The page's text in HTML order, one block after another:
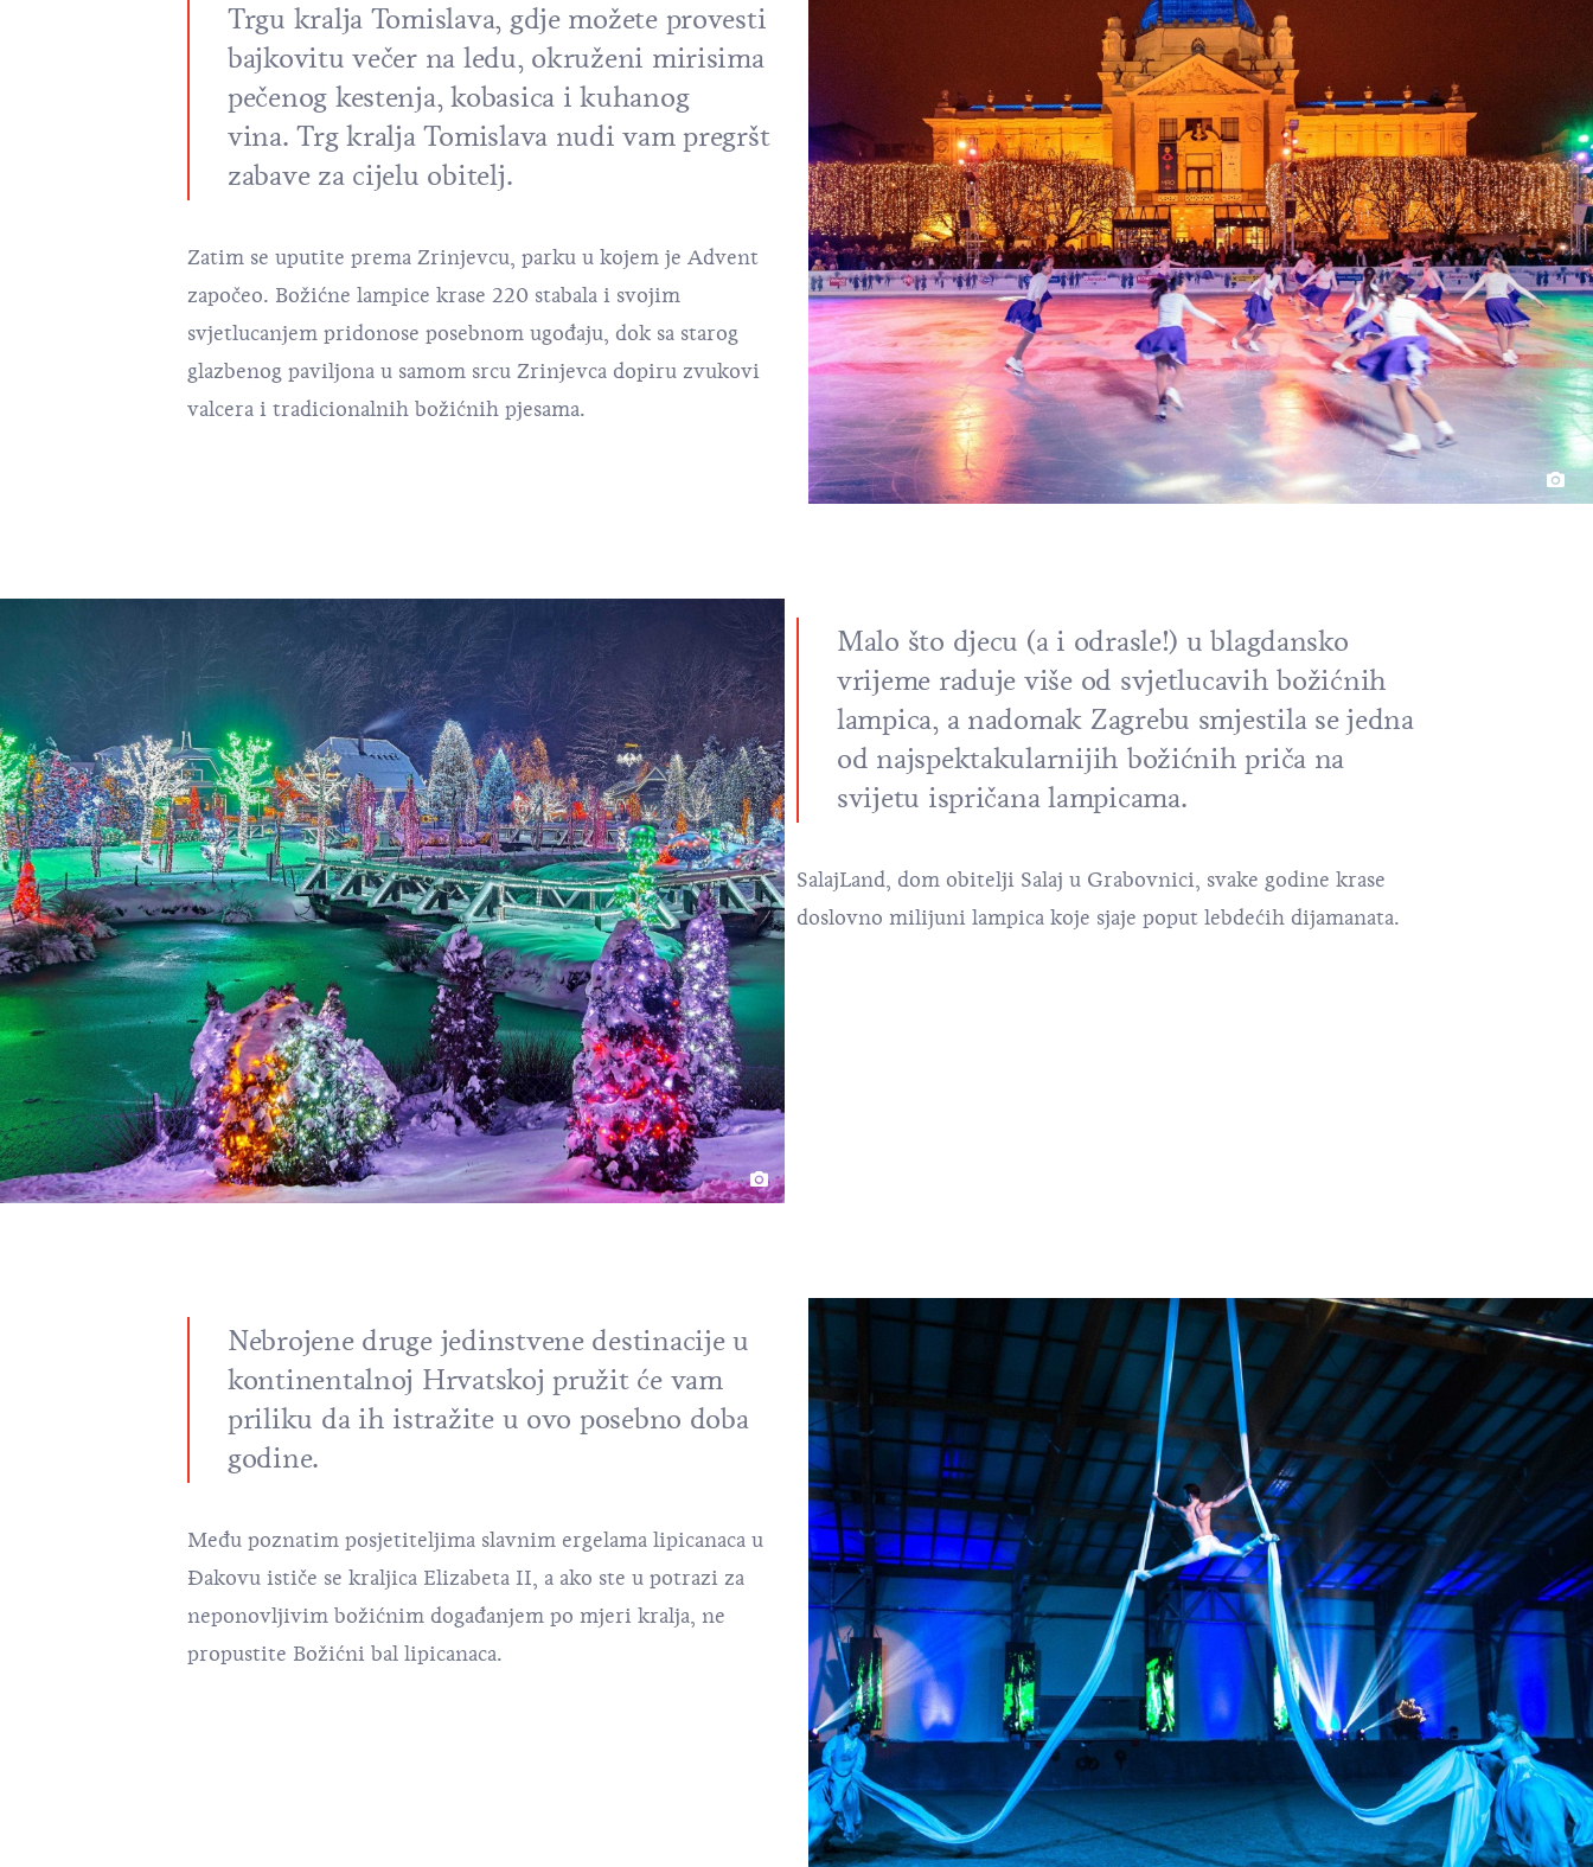
Trgu kralja Tomislava, gdje možete provesti
bajkovitu večer na ledu, okruženi mirisima
pečenog kestenja, kobasica i kuhanog
vina. Trg kralja Tomislava nudi vam pregršt
zabave za cijelu obitelj.
Zatim se uputite prema Zrinjevcu, parku u kojem je Advent
započeo. Božićne lampice krase 220 stabala i svojim
svjetlucanjem pridonose posebnom ugođaju, dok sa starog
glazbenog paviljona u samom srcu Zrinjevca dopiru zvukovi
valcera i tradicionalnih božićnih pjesama.
Malo što djecu (a i odrasle!) u blagdansko
vrijeme raduje više od svjetlucavih božićnih
lampica, a nadomak Zagrebu smjestila se jedna
od najspektakularnijih božićnih priča na
svijetu ispričana lampicama.
SalajLand, dom obitelji Salaj u Grabovnici, svake godine krase
doslovno milijuni lampica koje sjaje poput lebdećih dijamanata.
Nebrojene druge jedinstvene destinacije u
kontinentalnoj Hrvatskoj pružit će vam
priliku da ih istražite u ovo posebno doba
godine.
Među poznatim posjetiteljima slavnim ergelama lipicanaca u
Đakovu ističe se kraljica Elizabeta II, a ako ste u potrazi za
neponovljivim božićnim događanjem po mjeri kralja, ne
propustite Božićni bal lipicanaca.